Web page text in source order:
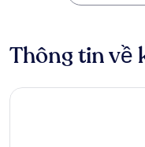
Thông tin về